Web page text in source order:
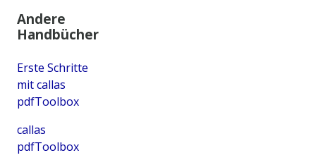
Andere
Handbücher
Erste Schritte
mit callas
pdfToolbox
callas
pdfToolbox